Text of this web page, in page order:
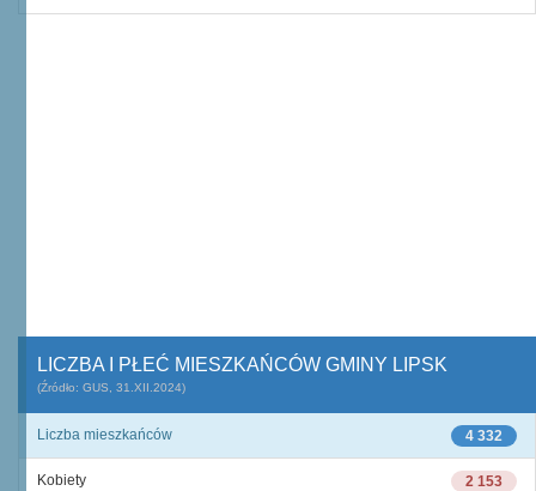
LICZBA I PŁEĆ MIESZKAŃCÓW GMINY LIPSK
(Źródło: GUS, 31.XII.2024)
4 332
Liczba mieszkańców
2 153
Kobiety